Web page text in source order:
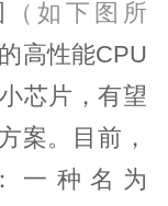
（如下图所
高性能CPU
芯片，有望
案。目前，
一种名为